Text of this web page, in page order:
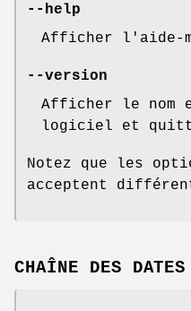
--help
Afficher l'aide-
--version
Afficher le nom
logiciel et
Notez que les
acceptent
CHAÎNE DES DATES